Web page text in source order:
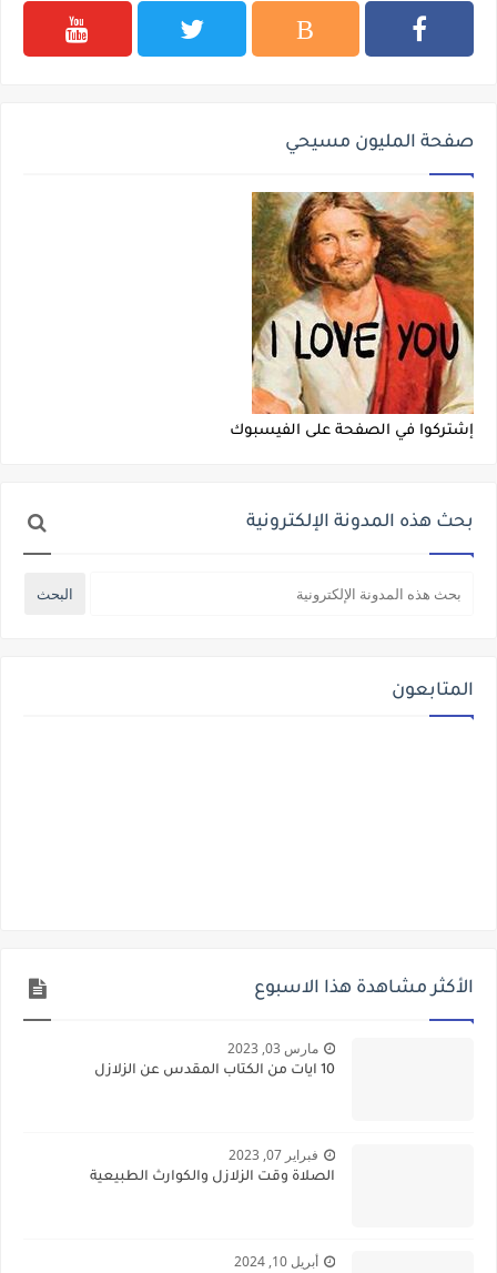
صفحة المليون مسيحي
إشتركوا في الصفحة على الفيسبوك
بحث هذه المدونة الإلكترونية
المتابعون
الأكثر مشاهدة هذا الاسبوع
مارس 03, 2023
10 ايات من الكتاب المقدس عن الزلازل
فبراير 07, 2023
الصلاة وقت الزلازل والكوارث الطبيعية
أبريل 10, 2024